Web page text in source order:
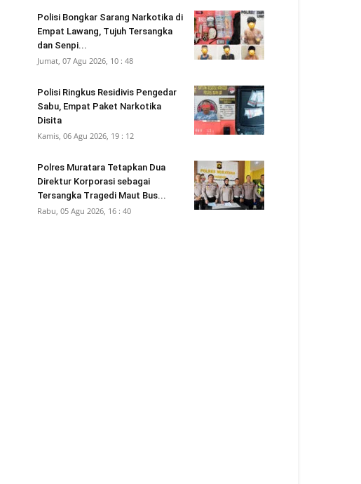
Polisi Bongkar Sarang Narkotika di
Empat Lawang, Tujuh Tersangka
dan Senpi...
Jumat, 07 Agu 2026, 10 : 48
Polisi Ringkus Residivis Pengedar
Sabu, Empat Paket Narkotika
Disita
Kamis, 06 Agu 2026, 19 : 12
Polres Muratara Tetapkan Dua
Direktur Korporasi sebagai
Tersangka Tragedi Maut Bus...
Rabu, 05 Agu 2026, 16 : 40